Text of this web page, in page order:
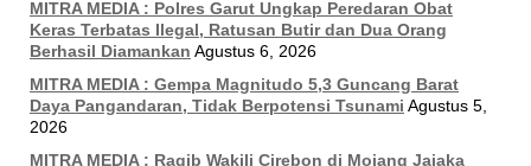
MITRA MEDIA : Polres Garut Ungkap Peredaran Obat
Keras Terbatas Ilegal, Ratusan Butir dan Dua Orang
Berhasil Diamankan Agustus 6, 2026
MITRA MEDIA : Gempa Magnitudo 5,3 Guncang Barat
Daya Pangandaran, Tidak Berpotensi Tsunami Agustus 5,
2026
MITRA MEDIA : Raqib Wakili Cirebon di Mojang Jajaka